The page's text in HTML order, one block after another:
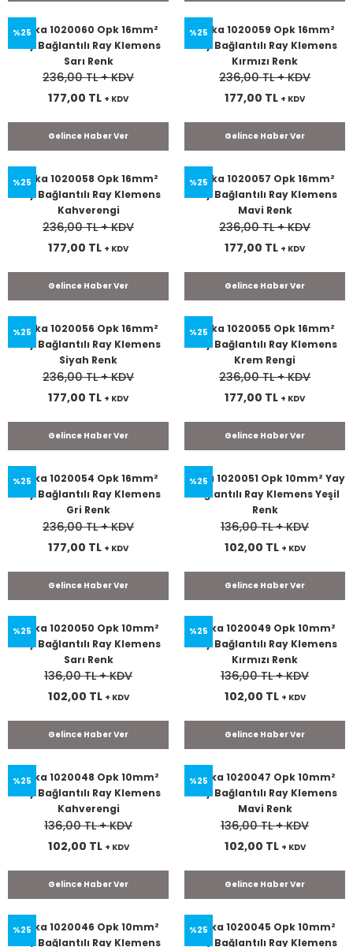
%25
Onka 1020060 Opk 16mm²
Yay Bağlantılı Ray Klemens
Sarı Renk
236,00 TL+ KDV
177,00 TL + KDV
Gelince Haber Ver
%25
Onka 1020059 Opk 16mm²
Yay Bağlantılı Ray Klemens
Kırmızı Renk
236,00 TL+ KDV
177,00 TL + KDV
Gelince Haber Ver
%25
Onka 1020058 Opk 16mm²
Yay Bağlantılı Ray Klemens
Kahverengi
236,00 TL+ KDV
177,00 TL + KDV
Gelince Haber Ver
%25
Onka 1020057 Opk 16mm²
Yay Bağlantılı Ray Klemens
Mavi Renk
236,00 TL+ KDV
177,00 TL + KDV
Gelince Haber Ver
%25
Onka 1020056 Opk 16mm²
Yay Bağlantılı Ray Klemens
Siyah Renk
236,00 TL+ KDV
177,00 TL + KDV
Gelince Haber Ver
%25
Onka 1020055 Opk 16mm²
Yay Bağlantılı Ray Klemens
Krem Rengi
236,00 TL+ KDV
177,00 TL + KDV
Gelince Haber Ver
%25
Onka 1020054 Opk 16mm²
Yay Bağlantılı Ray Klemens
Gri Renk
236,00 TL+ KDV
177,00 TL + KDV
Gelince Haber Ver
%25
Onka 1020051 Opk 10mm² Yay
Bağlantılı Ray Klemens Yeşil
Renk
136,00 TL+ KDV
102,00 TL + KDV
Gelince Haber Ver
%25
Onka 1020050 Opk 10mm²
Yay Bağlantılı Ray Klemens
Sarı Renk
136,00 TL+ KDV
102,00 TL + KDV
Gelince Haber Ver
%25
Onka 1020049 Opk 10mm²
Yay Bağlantılı Ray Klemens
Kırmızı Renk
136,00 TL+ KDV
102,00 TL + KDV
Gelince Haber Ver
%25
Onka 1020048 Opk 10mm²
Yay Bağlantılı Ray Klemens
Kahverengi
136,00 TL+ KDV
102,00 TL + KDV
Gelince Haber Ver
%25
Onka 1020047 Opk 10mm²
Yay Bağlantılı Ray Klemens
Mavi Renk
136,00 TL+ KDV
102,00 TL + KDV
Gelince Haber Ver
%25
Onka 1020046 Opk 10mm²
Yay Bağlantılı Ray Klemens
%25
Onka 1020045 Opk 10mm²
Yay Bağlantılı Ray Klemens